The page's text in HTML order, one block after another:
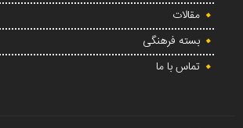
مقالات
بسته فرهنگی
تماس با ما